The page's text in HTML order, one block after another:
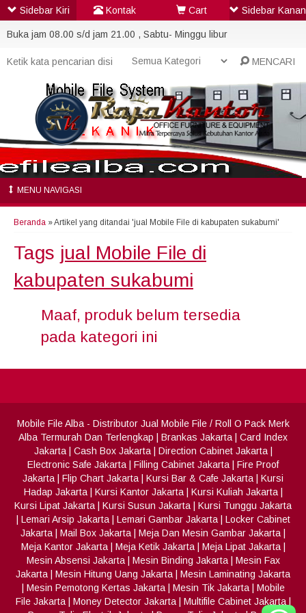
Buka jam 08.00 s/d jam 21.00 , Sabtu- Minggu libur
MENCARI
MENU NAVIGASI
Beranda »Artikel yang ditandai 'jual Mobile File di kabupaten sukabumi'
Tags jual Mobile File di
kabupaten sukabumi
Maaf, produk belum tersedia
pada kategori ini
Mobile File Alba- Distributor Jual Mobile File / Roll O Pack Merk
Alba Termurah Dan Terlengkap
Brankas Jakarta
Card Index
Jakarta| Cash Box Jakarta| Direction Cabinet Jakarta|
Electronic Safe Jakarta
Filling Cabinet Jakarta
Fire Proof
Jakarta
Flip Chart Jakarta Kursi Bar & Cafe Jakarta
Kursi
Hadap Jakarta| Kursi Kantor Jakarta| Kursi Kuliah Jakarta|
Kursi Lipat Jakarta
Kursi Susun Jakarta
Kursi Tunggu Jakarta
Lemari Arsip Jakarta| Lemari Gambar Jakarta| Locker Cabinet
Jakarta
Mail Box Jakarta Meja Dan Mesin Gambar Jakarta
Meja Kantor Jakarta| Meja Ketik Jakarta| Meja Lipat Jakarta|
Mesin Absensi Jakarta| Mesin Binding Jakarta| Mesin Fax
Jakarta
Mesin Hitung Uang Jakarta
Mesin Laminating Jakarta
Mesin Pemotong Kertas Jakarta| Mesin Tik Jakarta| Mobile
File Jakarta| Money Detector Jakarta| Multifile Cabinet Jakarta|
Sidebar Kiri Kontak Cart Sidebar Kanan